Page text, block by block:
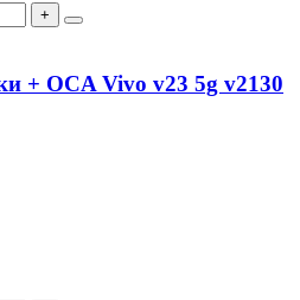
+
+ OCA Vivo v23 5g v2130